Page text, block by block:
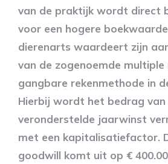
van de praktijk wordt direct
voor een hogere
dierenarts waardeert zijn
van de zogenoemde multiple
gangbare rekenmethode in
Hierbij wordt het bedrag van
veronderstelde jaarwinst
met een kapitalisatiefactor.
goodwill komt uit op €